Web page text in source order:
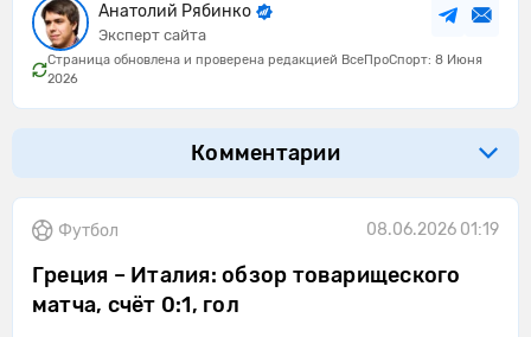
Анатолий Рябинко
Эксперт сайта
Страница обновлена и проверена редакцией ВсеПроСпорт: 8 Июня
2026
Комментарии
Футбол 08.06.2026 01:19
Греция – Италия: обзор товарищеского
матча, счёт 0:1, гол